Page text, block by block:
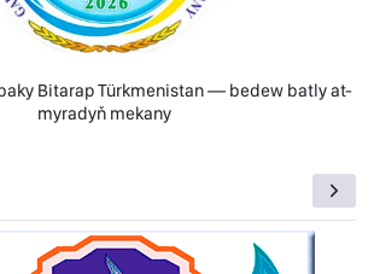
Bitarap Türkmenistan — bedew batly at-
myradyň mekany